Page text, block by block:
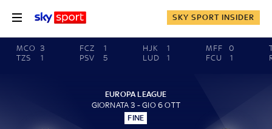
SKY SPORT INSIDER
MCO 3
TZS
1
FCZ
1
PSV
5
HJK
1
LUD
1
MFF
0
FCU
1
EUROPA LEAGUE
GIORNATA 3 - GIO 6 OTT
FINE